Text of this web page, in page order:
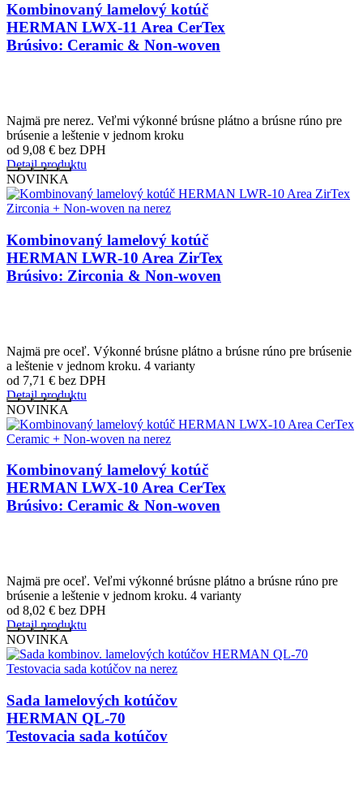
Kombinovaný lamelový kotúč
HERMAN LWX-11 Area CerTex
Brúsivo: Ceramic & Non-woven
Najmä pre nerez. Veľmi výkonné brúsne plátno a brúsne rúno pre
brúsenie a leštenie v jednom kroku
od 9,08 € bez DPH
Detail produktu
NOVINKA
Kombinovaný lamelový kotúč
HERMAN LWR-10 Area ZirTex
Brúsivo: Zirconia & Non-woven
Najmä pre oceľ. Výkonné brúsne plátno a brúsne rúno pre brúsenie
a leštenie v jednom kroku. 4 varianty
od 7,71 € bez DPH
Detail produktu
NOVINKA
Kombinovaný lamelový kotúč
HERMAN LWX-10 Area CerTex
Brúsivo: Ceramic & Non-woven
Najmä pre oceľ. Veľmi výkonné brúsne plátno a brúsne rúno pre
brúsenie a leštenie v jednom kroku. 4 varianty
od 8,02 € bez DPH
Detail produktu
NOVINKA
Sada lamelových kotúčov
HERMAN QL-70
Testovacia sada kotúčov